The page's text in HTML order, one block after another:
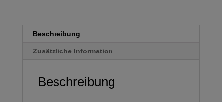
Beschreibung
Zusätzliche Information
Beschreibung